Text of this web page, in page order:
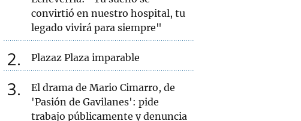
convirtió en nuestro hospital, tu
legado vivirá para siempre"
2 Plazaz Plaza imparable
3
El drama de Mario Cimarro, de
'Pasión de Gavilanes': pide
trabajo públicamente y denuncia